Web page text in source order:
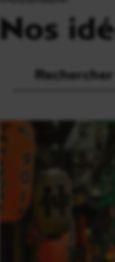
Nos
Recherche